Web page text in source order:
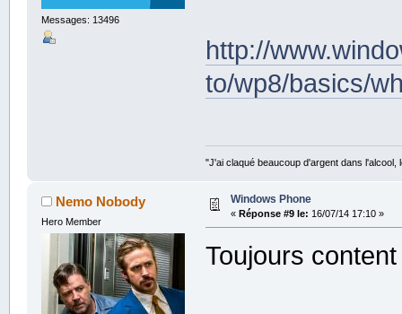
Messages: 13496
http://
to/wp8/basics/
"J'ai claqué beaucoup d'argent dans
Nemo Nobody
Hero Member
Windows Phone
« Réponse #9 le: 16/07/14 17:10 »
Toujours